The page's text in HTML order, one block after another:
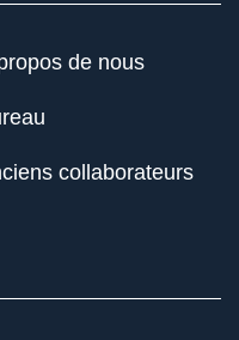
de nous
collaborateurs